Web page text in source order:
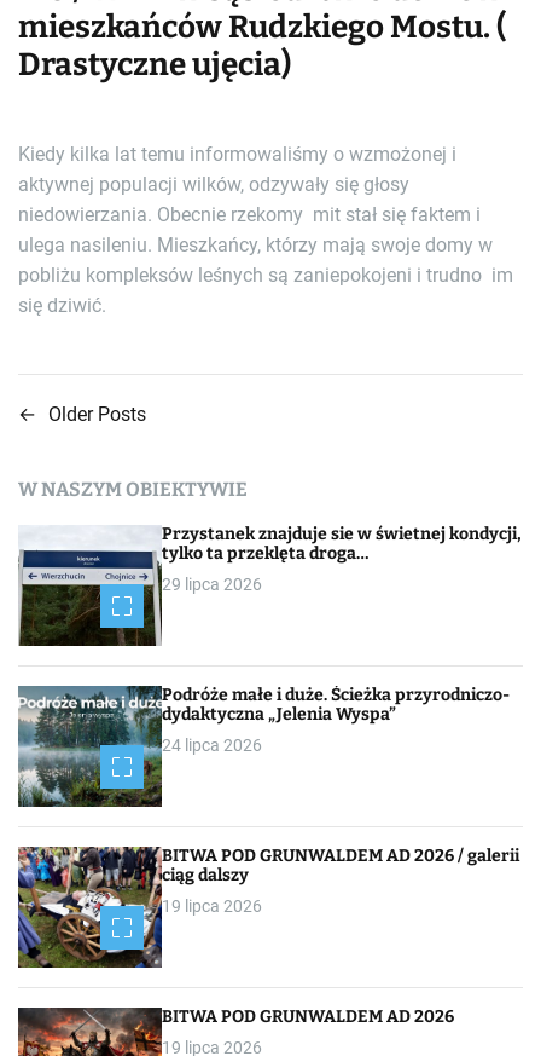
mieszkańców Rudzkiego Mostu. (
Drastyczne ujęcia)
Kiedy kilka lat temu informowaliśmy o wzmożonej i
aktywnej populacji wilków, odzywały się głosy
niedowierzania. Obecnie rzekomy mit stał się faktem i
ulega nasileniu. Mieszkańcy, którzy mają swoje domy w
pobliżu kompleksów leśnych są zaniepokojeni i trudno im
się dziwić.
N
i
g
a
c
j
a
p
o
w
p
i
← Older Posts
W NASZYM OBIEKTYWIE
Przystanek znajduje sie w świetnej kondycji,
tylko ta przeklęta droga…
29 lipca 2026
Podróże małe i duże. Ścieżka przyrodniczo-
dydaktyczna „Jelenia Wyspa”
24 lipca 2026
BITWA POD GRUNWALDEM AD 2026 / galerii
ciąg dalszy
19 lipca 2026
BITWA POD GRUNWALDEM AD 2026
19 lipca 2026